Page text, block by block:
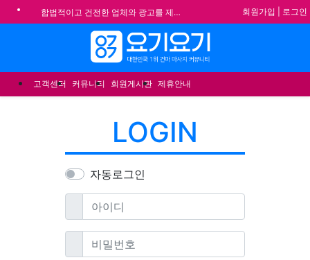
합법적이고 건전한 업체와 광고를 제휴합니다.
★요기요기 설 연휴 휴무 안내★
★ 요기요기 업체회원 안내사항 ★
불건전한 게시글은 삭제 및 회원탈퇴 됩니다.
회원가입 로그인
고객센터 커뮤니티 회원게시판 제휴안내
LOGIN
자동로그인
아이디필수
비밀번호필수